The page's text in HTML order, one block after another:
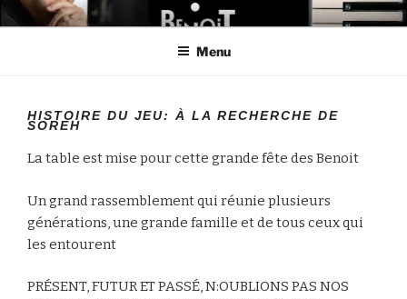
Aller
au
LE MONDE DE BENOIT
Créateur de projets
Menu
HISTOIRE DU JEU: À LA RECHERCHE DE
SOREH
La table est mise pour cette grande fête des Benoit
Un grand rassemblement qui réunie plusieurs
générations, une grande famille et de tous ceux qui
les entourent
PRÉSENT, FUTUR ET PASSÉ, N:OUBLIONS PAS NOS